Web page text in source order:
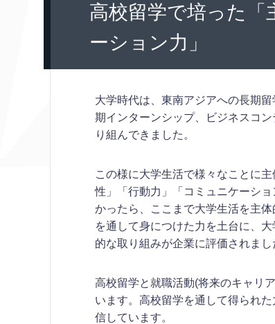
高校留学で培った「
ーション力」
大学時代は、東南アジアへの長期
期インターンシップ、ビジネスコ
り組んできました。
この様に大学生活で様々なことに
性」「行動力」「コミュニケーシ
かったら、ここまで大学生活を主
を通して身につけた力を土台に、
的な取り組みが企業に評価されまし
高校留学と就職活動(将来のキャリ
います。高校留学を通して得られ
信しています。